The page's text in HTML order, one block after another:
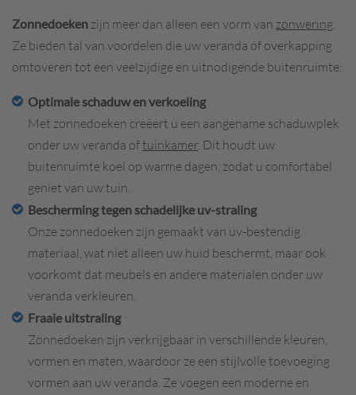
Zonnedoeken zijn meer dan alleen een vorm van zonwering.
Ze bieden tal van voordelen die uw veranda of overkapping
omtoveren tot een veelzijdige en uitnodigende buitenruimte:
Optimale schaduw en verkoeling
Met zonnedoeken creëert u een aangename schaduwplek
onder uw veranda oftuinkamer. Dit houdt uw
buitenruimte koel op warme dagen, zodat u comfortabel
geniet van uw tuin.
Bescherming tegen schadelijke uv-straling
Onze zonnedoeken zijn gemaakt van uv-bestendig
materiaal, wat niet alleen uw huid beschermt, maar ook
voorkomt dat meubels en andere materialen onder uw
veranda verkleuren.
Fraaie uitstraling
Zonnedoeken zijn verkrijgbaar in verschillende kleuren,
vormen en maten, waardoor ze een stijlvolle toevoeging
vormen aan uw veranda. Ze voegen een moderne en